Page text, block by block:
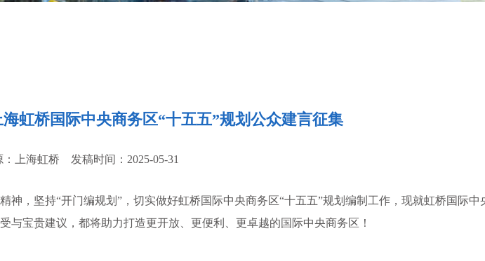
虹桥国际中央商务区“十五五”规划公众建言征集
：上海虹桥 发稿时间：2025-05-31
神，坚持“开门编规划”，切实做好虹桥国际中央商务区“十五五”规划编制工作，现就虹桥国际中
宝贵建议，都将助力打造更开放、更便利、更卓越的国际中央商务区！